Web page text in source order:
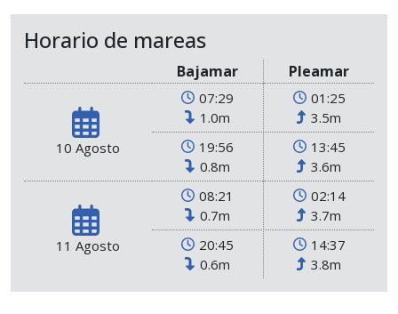
Horario de mareas
Bajamar Pleamar
10 Agosto
07:29
1.0m
01:25
3.5m
19:56
0.8m
13:45
3.6m
11 Agosto
08:21
0.7m
02:14
3.7m
20:45
0.6m
14:37
3.8m